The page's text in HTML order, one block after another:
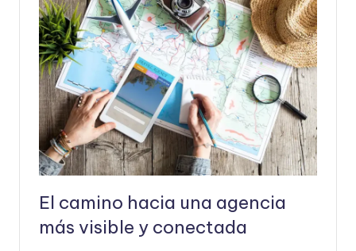
El camino hacia una agencia
más visible y conectada